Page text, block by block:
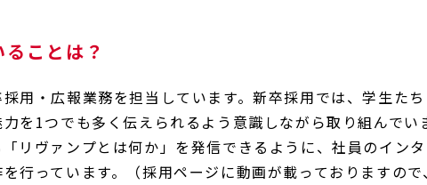
ことは？
用・広報業務を担当しています。新卒採用では、学生た
を1つでも多く伝えられるよう意識しながら取り組んで
リヴァンプとは何か」を発信できるように、社員のイン
行っています。（採用ページに動画が載っておりますの